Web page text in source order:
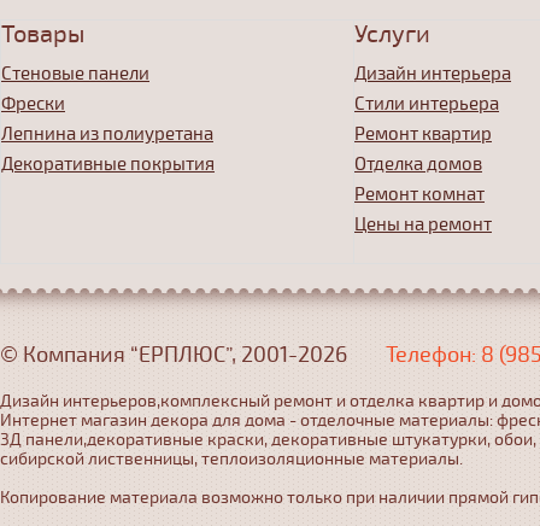
Товары
Стеновые панели
Фрески
Лепнина из полиуретана
Декоративные покрытия
Услуги
Дизайн интерьера
Стили интерьера
Ремонт квартир
Отделка домов
Ремонт комнат
Цены на ремонт
© Компания “ЕРПЛЮС”, 2001-2026 Телефон: 8
Дизайн интерьеров,комплексный ремонт и отделка квартир и
Интернет магазин декора для дома - отделочные материалы:
3Д панели,декоративные краски, декоративные штукатурки,
сибирской лиственницы, теплоизоляционные материалы.
Копирование материала возможно только при наличии прямой